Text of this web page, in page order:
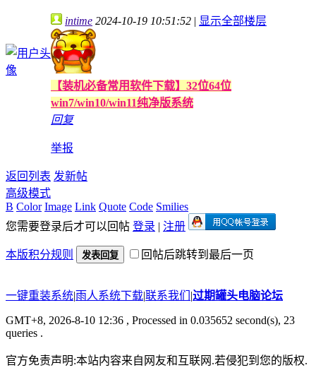
intime 2024-10-19 10:51:52 | 显示全部楼层
【装机必备常用软件下载】32位64位
win7/win10/win11纯净版系统
回复
举报
返回列表 发新帖
高级模式
B Color Image Link Quote Code Smilies
您需要登录后才可以回帖 登录 | 注册
本版积分规则 发表回复 回帖后跳转到最后一页
一键重装系统|雨人系统下载|联系我们 |过期罐头电脑论坛
GMT+8, 2026-8-10 12:36 , Processed in 0.035652 second(s), 23
queries .
官方免责声明:本站内容来自网友和互联网.若侵犯到您的版权.